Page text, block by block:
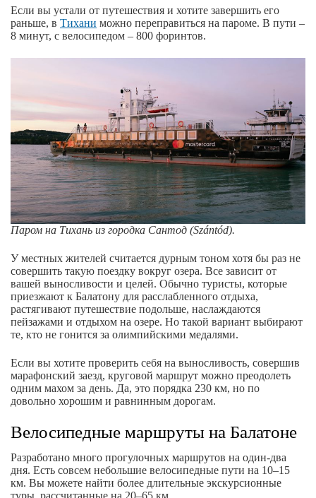
Если вы устали от путешествия и хотите завершить его
раньше, в Тихани можно переправиться на пароме. В пути –
8 минут, с велосипедом – 800 форинтов.
Паром на Тихань из городка Сантод (Szántód).
У местных жителей считается дурным тоном хотя бы раз не
совершить такую поездку вокруг озера. Все зависит от
вашей выносливости и целей. Обычно туристы, которые
приезжают к Балатону для расслабленного отдыха,
растягивают путешествие подольше, наслаждаются
пейзажами и отдыхом на озере. Но такой вариант выбирают
те, кто не гонится за олимпийскими медалями.
Если вы хотите проверить себя на выносливость, совершив
марафонский заезд, круговой маршрут можно преодолеть
одним махом за день. Да, это порядка 230 км, но по
довольно хорошим и равнинным дорогам.
Велосипедные маршруты на Балатоне
Разработано много прогулочных маршрутов на один-два
дня. Есть совсем небольшие велосипедные пути на 10–15
км. Вы можете найти более длительные экскурсионные
туры, рассчитанные на 20–65 км.